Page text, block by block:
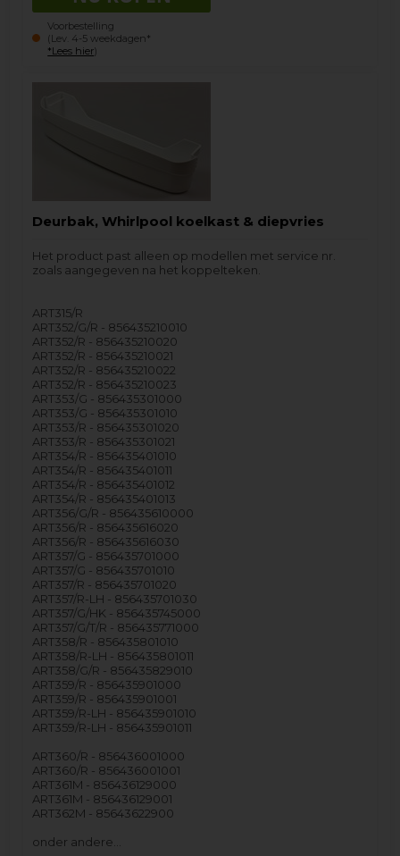
Voorbestelling
(Lev. 4-5 weekdagen*
*Lees hier)
Deurbak, Whirlpool koelkast & diepvries
Het product past alleen op modellen met service nr.
zoals aangegeven na het koppelteken.
ART315/R
ART352/G/R - 856435210010
ART352/R - 856435210020
ART352/R - 856435210021
ART352/R - 856435210022
ART352/R - 856435210023
ART353/G - 856435301000
ART353/G - 856435301010
ART353/R - 856435301020
ART353/R - 856435301021
ART354/R - 856435401010
ART354/R - 856435401011
ART354/R - 856435401012
ART354/R - 856435401013
ART356/G/R - 856435610000
ART356/R - 856435616020
ART356/R - 856435616030
ART357/G - 856435701000
ART357/G - 856435701010
ART357/R - 856435701020
ART357/R-LH - 856435701030
ART357/G/HK - 856435745000
ART357/G/T/R - 856435771000
ART358/R - 856435801010
ART358/R-LH - 856435801011
ART358/G/R - 856435829010
ART359/R - 856435901000
ART359/R - 856435901001
ART359/R-LH - 856435901010
ART359/R-LH - 856435901011
ART360/R - 856436001000
ART360/R - 856436001001
ART361M - 856436129000
ART361M - 856436129001
ART362M - 85643622900
onder andere…